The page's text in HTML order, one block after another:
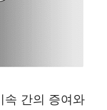
속 간의 증여와